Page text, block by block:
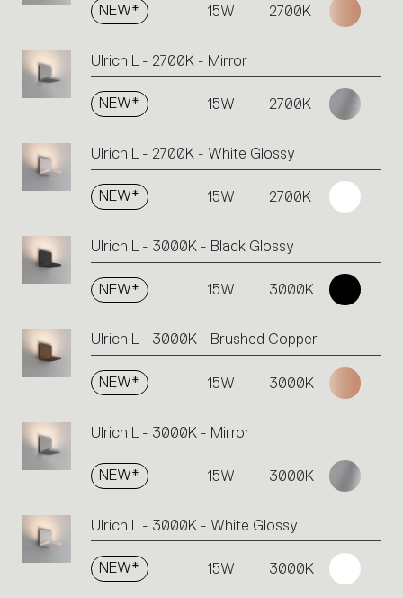
NEW* 15W 2700K
Ulrich L - 2700K - Mirror
NEW* 15W 2700K
Ulrich L - 2700K - White Glossy
NEW* 15W 2700K
Ulrich L - 3000K - Black Glossy
NEW* 15W 3000K
Ulrich L - 3000K - Brushed Copper
NEW* 15W 3000K
Ulrich L - 3000K - Mirror
NEW* 15W 3000K
Ulrich L - 3000K - White Glossy
NEW* 15W 3000K